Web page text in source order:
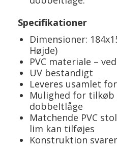
Specifikationer
Dimensioner:
Højde)
PVC materiale –
UV bestandigt
Leveres usamlet
Mulighed for
dobbeltlåge
Matchende PVC
lim kan tilføjes
Konstruktion